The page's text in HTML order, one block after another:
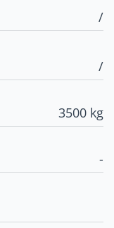
/
/
3500 kg
-